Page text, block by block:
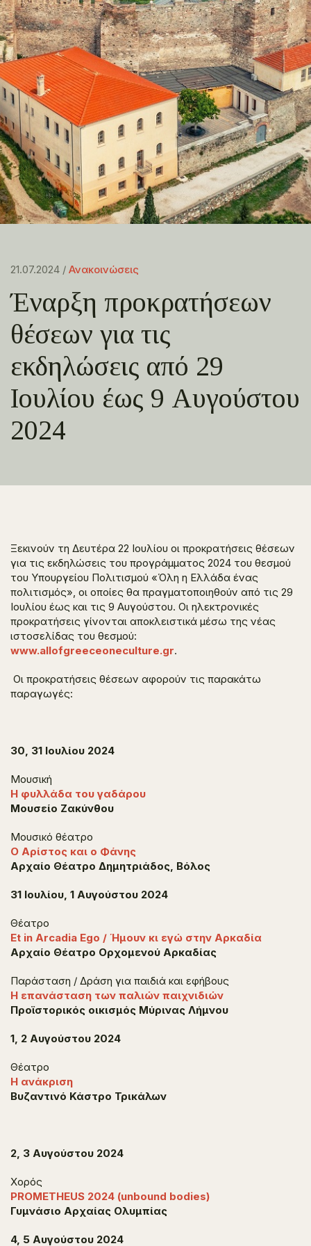
21.07.2024 / Ανακοινώσεις
Έναρξη προκρατήσεων
θέσεων για τις
εκδηλώσεις από 29
Ιουλίου έως 9 Αυγούστου
2024
Ξεκινούν τη Δευτέρα 22 Ιουλίου οι προκρατήσεις θέσεων
για τις εκδηλώσεις του προγράμματος 2024 του θεσμού
του Υπουργείου Πολιτισμού «Όλη η Ελλάδα ένας
πολιτισμός», οι οποίες θα πραγματοποιηθούν από τις 29
Ιουλίου έως και τις 9 Αυγούστου. Οι ηλεκτρονικές
προκρατήσεις γίνονται αποκλειστικά μέσω της νέας
ιστοσελίδας του θεσμού:
www.allofgreeceoneculture.gr.
Οι προκρατήσεις θέσεων αφορούν τις παρακάτω
παραγωγές:
30, 31 Ιουλίου 2024
Μουσική
Η φυλλάδα του γαδάρου
Μουσείο Ζακύνθου
Μουσικό θέατρο
Ο Αρίστος και ο Φάνης
Αρχαίο Θέατρο Δημητριάδος, Βόλος
31 Ιουλίου, 1 Αυγούστου 2024
Θέατρο
Et in Arcadia Ego / Ήμουν κι εγώ στην Αρκαδία
Αρχαίο Θέατρο Ορχομενού Αρκαδίας
Παράσταση / Δράση για παιδιά και εφήβους
Η επανάσταση των παλιών παιχνιδιών
Προϊστορικός οικισμός Μύρινας Λήμνου
1, 2 Αυγούστου 2024
Θέατρο
Η ανάκριση
Βυζαντινό Κάστρο Τρικάλων
2, 3 Αυγούστου 2024
Χορός
PROMETHEUS 2024 (unbound bodies)
Γυμνάσιο Αρχαίας Ολυμπίας
4, 5 Αυγούστου 2024